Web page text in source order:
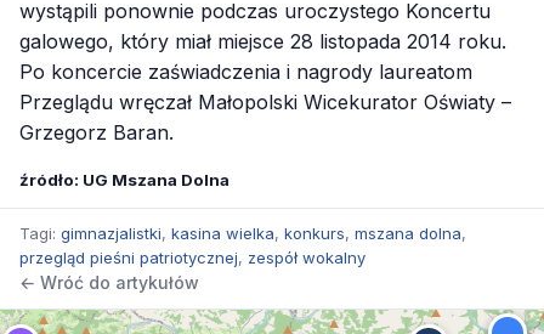
wystąpili ponownie podczas uroczystego Koncertu
galowego, który miał miejsce 28 listopada 2014 roku.
Po koncercie zaświadczenia i nagrody laureatom
Przeglądu wręczał Małopolski Wicekurator Oświaty –
Grzegorz Baran.
źródło: UG Mszana Dolna
Tagi: gimnazjalistki, kasina wielka, konkurs, mszana dolna,
przegląd pieśni patriotycznej, zespół wokalny
← Wróć do artykułów